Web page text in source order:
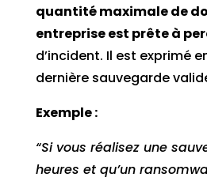
quantité maximale de
entreprise est prête à
d’incident. Il est exprimé
dernière sauvegarde
Exemple :
“Si vous réalisez une
heures et qu’un